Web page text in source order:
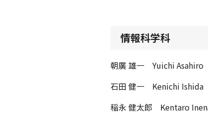
情報科学科
朝廣 雄一 Yuichi Asahiro
石田 健一 Kenichi Ishida
稲永 健太郎 Kentaro